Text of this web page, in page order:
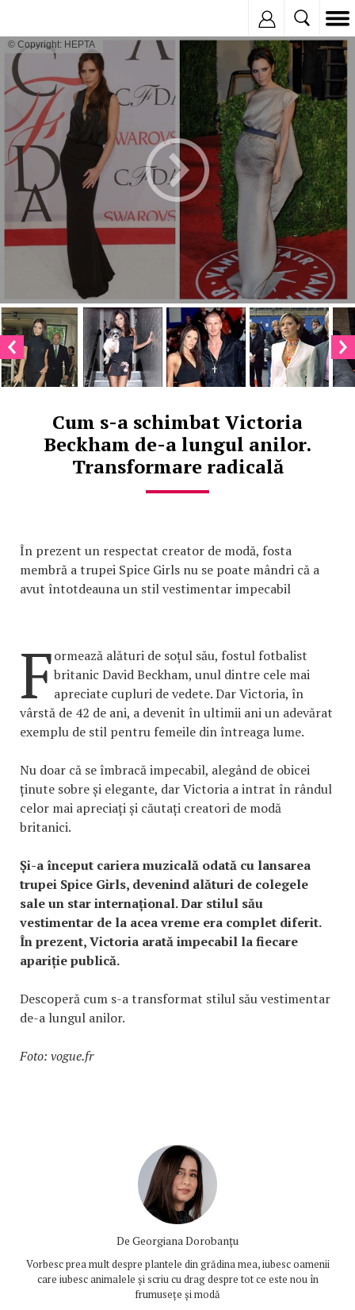
© Copyright: HEPTA
Cum s-a schimbat Victoria
Beckham de-a lungul anilor.
Transformare radicală
În prezent un respectat creator de modă, fosta
membră a trupei Spice Girls nu se poate mândri că a
avut întotdeauna un stil vestimentar impecabil
Formează alături de soțul său, fostul fotbalist
britanic David Beckham, unul dintre cele mai
apreciate cupluri de vedete. Dar Victoria, în
vârstă de 42 de ani, a devenit în ultimii ani un adevărat
exemplu de stil pentru femeile din întreaga lume.
Nu doar că se îmbracă impecabil, alegând de obicei
ținute sobre și elegante, dar Victoria a intrat în rândul
celor mai apreciați și căutați creatori de modă
britanici.
Și-a început cariera muzicală odată cu lansarea
trupei Spice Girls, devenind alături de colegele
sale un star internațional. Dar stilul său
vestimentar de la acea vreme era complet diferit.
În prezent, Victoria arată impecabil la fiecare
apariție publică.
Descoperă cum s-a transformat stilul său vestimentar
de-a lungul anilor.
Foto: vogue.fr
De Georgiana Dorobanțu
Vorbesc prea mult despre plantele din grădina mea, iubesc oamenii
care iubesc animalele și scriu cu drag despre tot ce este nou în
frumusețe și modă